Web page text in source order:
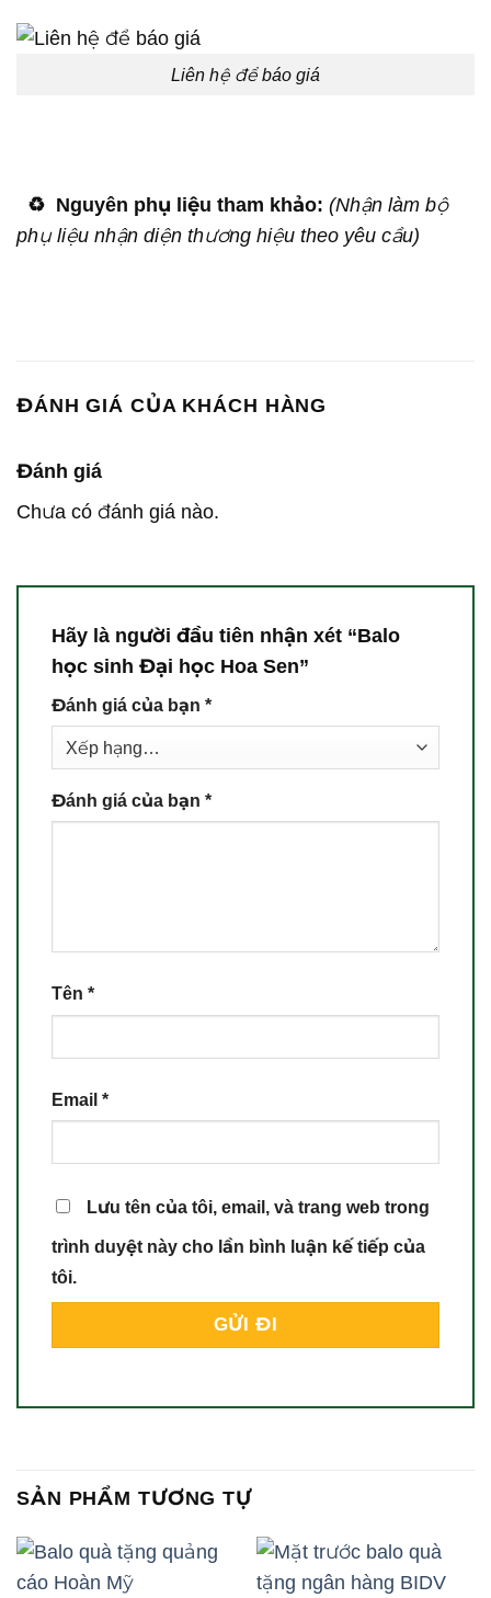
Liên hệ để báo giá
♻️ Nguyên phụ liệu tham khảo: (Nhận làm bộ
phụ liệu nhận diện thương hiệu theo yêu cầu)
ĐÁNH GIÁ CỦA KHÁCH HÀNG
Đánh giá
Chưa có đánh giá nào.
Hãy là người đầu tiên nhận xét “Balo
học sinh Đại học Hoa Sen”
Đánh giá của bạn *
Đánh giá của bạn *
Tên *
Email *
Lưu tên của tôi, email, và trang web trong
trình duyệt này cho lần bình luận kế tiếp của
tôi.
SẢN PHẨM TƯƠNG TỰ